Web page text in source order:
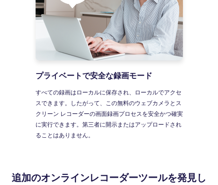
プライベートで安全な録画モード
すべての録画はローカルに保存され、ローカルでアクセ
スできます。したがって、この無料のウェブカメラとス
クリーン レコーダーの画面録画プロセスを安全かつ確実
に実行できます。第三者に開示またはアップロードされ
ることはありません。
追加のオンラインレコーダーツールを発見し